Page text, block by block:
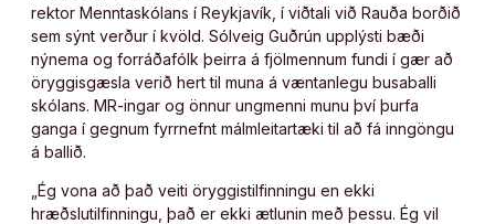
rektor Menntaskólans í Reykjavík, í viðtali við Rauða borðið
sem sýnt verður í kvöld. Sólveig Guðrún upplýsti bæði
nýnema og forráðafólk þeirra á fjölmennum fundi í gær að
öryggisgæsla verið hert til muna á væntanlegu busaballi
skólans. MR-ingar og önnur ungmenni munu því þurfa
ganga í gegnum fyrrnefnt málmleitartæki til að fá inngöngu
á ballið.
„Ég vona að það veiti öryggistilfinningu en ekki
hræðslutilfinningu, það er ekki ætlunin með þessu. Ég vil